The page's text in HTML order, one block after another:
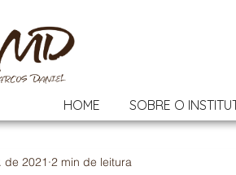
HOME SOBRE O
de 2021 2 min de leitura